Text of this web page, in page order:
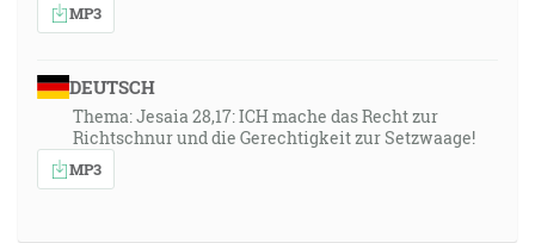
MP3
DEUTSCH
Thema: Jesaia 28,17: ICH mache das Recht zur
Richtschnur und die Gerechtigkeit zur Setzwaage!
MP3